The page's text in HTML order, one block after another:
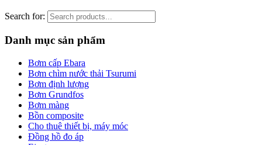
Search for:
Danh mục sản phẩm
Bơm cấp Ebara
Bơm chìm nước thải Tsurumi
Bơm định lượng
Bơm Grundfos
Bơm màng
Bồn composite
Cho thuê thiết bị, máy móc
Đồng hồ đo áp